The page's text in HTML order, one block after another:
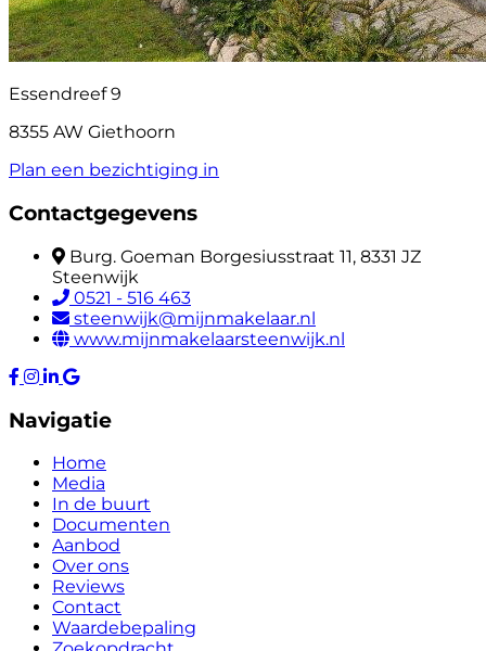
Essendreef 9
8355 AW Giethoorn
Plan een bezichtiging in
Contactgegevens
Burg. Goeman Borgesiusstraat 11, 8331 JZ
Steenwijk
0521 - 516 463
steenwijk@mijnmakelaar.nl
www.mijnmakelaarsteenwijk.nl
Navigatie
Home
Media
In de buurt
Documenten
Aanbod
Over ons
Reviews
Contact
Waardebepaling